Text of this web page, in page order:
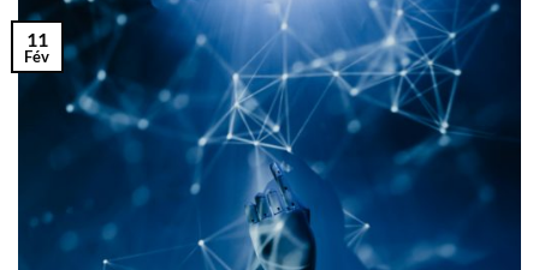
11
Fév